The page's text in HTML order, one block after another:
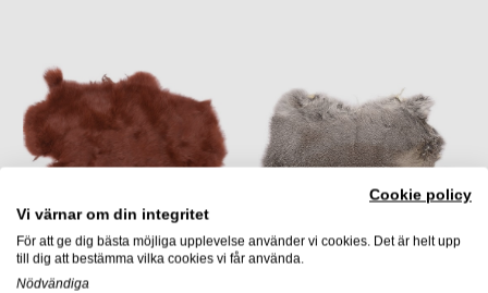
för att passa alla behov.
Trygg handel
: Säker betalning och snabb leverans.
Expertråd
: Vår kunniga personal hjälper dig gärna med
Vanliga frågor och svar
Cookie policy
Vi värnar om din integritet
För att ge dig bästa möjliga upplevelse använder vi cookies. Det är helt upp
till dig att bestämma vilka cookies vi får använda.
Nödvändiga